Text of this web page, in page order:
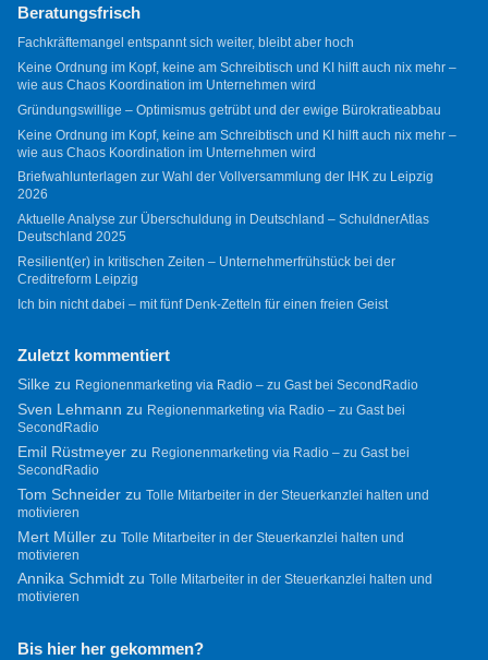
Beratungsfrisch
Fachkräftemangel entspannt sich weiter, bleibt aber hoch
Keine Ordnung im Kopf, keine am Schreibtisch und KI hilft auch nix mehr –
wie aus Chaos Koordination im Unternehmen wird
Gründungswillige – Optimismus getrübt und der ewige Bürokratieabbau
Keine Ordnung im Kopf, keine am Schreibtisch und KI hilft auch nix mehr –
wie aus Chaos Koordination im Unternehmen wird
Briefwahlunterlagen zur Wahl der Vollversammlung der IHK zu Leipzig
2026
Aktuelle Analyse zur Überschuldung in Deutschland – SchuldnerAtlas
Deutschland 2025
Resilient(er) in kritischen Zeiten – Unternehmerfrühstück bei der
Creditreform Leipzig
Ich bin nicht dabei – mit fünf Denk-Zetteln für einen freien Geist
Zuletzt kommentiert
Silkezu Regionenmarketing via Radio – zu Gast bei SecondRadio
Sven Lehmann zu Regionenmarketing via Radio – zu Gast bei
SecondRadio
Emil Rüstmeyerzu Regionenmarketing via Radio – zu Gast bei
SecondRadio
Tom Schneiderzu Tolle Mitarbeiter in der Steuerkanzlei halten und
motivieren
Mert Müllerzu Tolle Mitarbeiter in der Steuerkanzlei halten und
motivieren
Annika Schmidtzu Tolle Mitarbeiter in der Steuerkanzlei halten und
motivieren
Bis hier her gekommen?